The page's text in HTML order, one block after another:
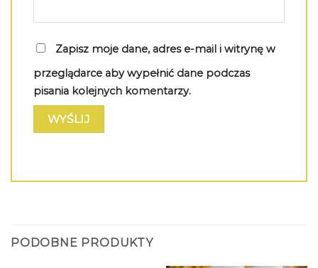
Zapisz moje dane, adres e-mail i witrynę w
przeglądarce aby wypełnić dane podczas
pisania kolejnych komentarzy.
PODOBNE PRODUKTY